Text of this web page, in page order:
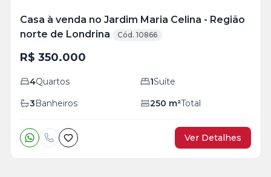
Casa à venda no Jardim Maria Celina - Região
norte de Londrina
Cód. 10866
R$ 350.000
4Quartos 1Suíte
3Banheiros 250 m²Total
Ver Detalhes